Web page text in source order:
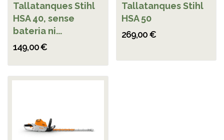
Tallatanques Stihl
HSA 40, sense
bateria ni...
149,00 €
Tallatanques Stihl
HSA 50
269,00 €